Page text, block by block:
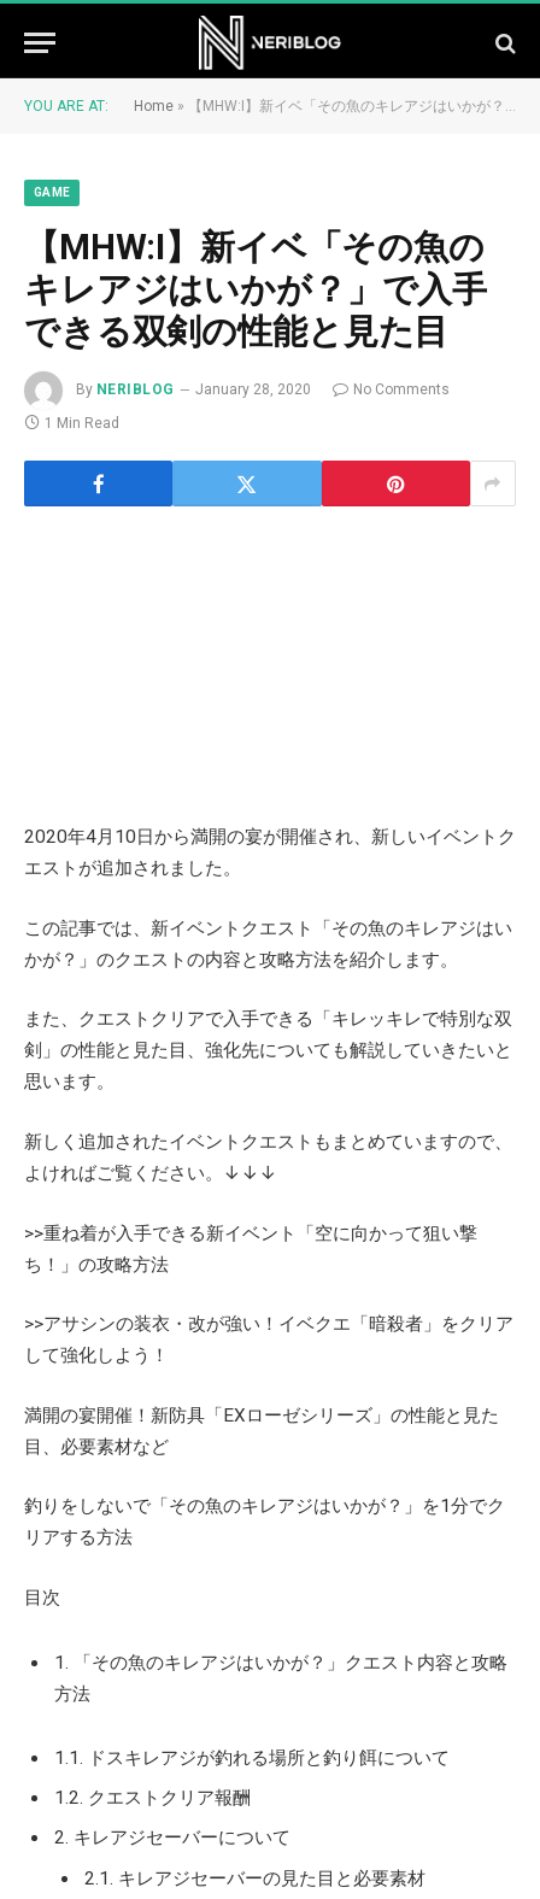
YOU ARE AT: Home » 【MHW:I】新イベ「その魚のキレアジはいかが？」で入手できる双剣の性能と見た目
GAME
【MHW:I】新イベ「その魚の
キレアジはいかが？」で入手
できる双剣の性能と見た目
By NERIBLOG January 28, 2020
No Comments
1 Min Read
2020年4月10日から満開の宴が開催され、新しいイベントク
エストが追加されました。
この記事では、新イベントクエスト「その魚のキレアジはい
かが？」のクエストの内容と攻略方法を紹介します。
また、クエストクリアで入手できる「キレッキレで特別な双
剣」の性能と見た目、強化先についても解説していきたいと
思います。
新しく追加されたイベントクエストもまとめていますので、
よければご覧ください。↓↓↓
>>重ね着が入手できる新イベント「空に向かって狙い撃
ち！」の攻略方法
>>アサシンの装衣・改が強い！イベクエ「暗殺者」をクリア
して強化しよう！
満開の宴開催！新防具「EXローゼシリーズ」の性能と見た
目、必要素材など
釣りをしないで「その魚のキレアジはいかが？」を1分でク
リアする方法
目次
1. 「その魚のキレアジはいかが？」クエスト内容と攻略
方法
1.1. ドスキレアジが釣れる場所と釣り餌について
1.2. クエストクリア報酬
2. キレアジセーバーについて
2.1. キレアジセーバーの見た目と必要素材